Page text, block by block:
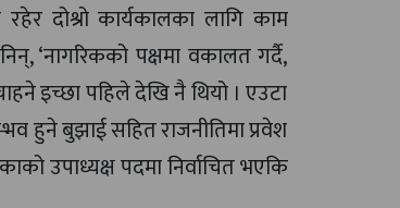
रहेर दोश्रो कार्यकालका लागि काम
‘नागरिकको पक्षमा वकालत गर्दै,
इच्छा पहिले देखि नै थियो । एउटा
हुने बुझाई सहित राजनीतिमा प्रवेश
उपाध्यक्ष पदमा निर्वाचित भएकि